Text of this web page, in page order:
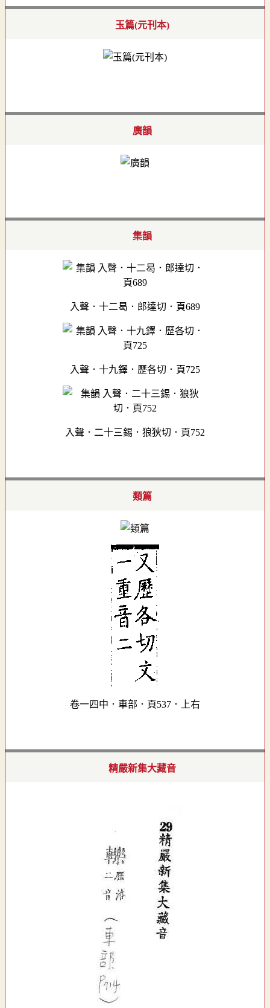
玉篇(元刊本)
廣韻
集韻
入聲．十二曷．郎達切．頁689
入聲．十九鐸．歷各切．頁725
入聲．二十三錫．狼狄切．頁752
類篇
卷一四中．車部．頁537．上右
精嚴新集大藏音